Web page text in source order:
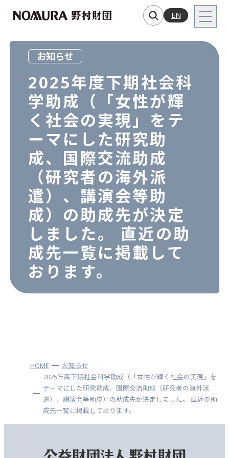
EN
お知らせ
2025年度下期社会科
学助成（「女性が輝
く社会の実現」をテ
ーマにした研究助
成、国際交流助成
（研究者の海外派
遣）、講演会等助
成）の助成先が決定
しました。 直近の助
成先一覧に掲載して
おります。
HOME
お知らせ
2025年度下期社会科学助成（「女性が輝く社会の実現」を
テーマにした研究助成、国際交流助成（研究者の海外派
遣）、講演会等助成）の助成先が決定しました。 直近の助
成先一覧に掲載しております。